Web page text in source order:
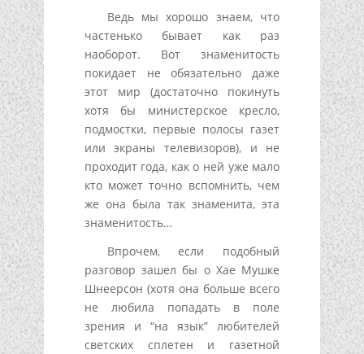
Ведь мы хорошо знаем, что
частенько бывает как раз
наоборот. Вот знаменитость
покидает не обязательно даже
этот мир (достаточно покинуть
хотя бы министерское кресло,
подмостки, первые полосы газет
или экраны телевизоров), и не
проходит года, как о ней уже мало
кто может точно вспомнить, чем
же она была так знаменита, эта
знаменитость…
Впрочем, если подобный
разговор зашел бы о Хае Мушке
Шнеерсон (хотя она больше всего
не любила попадать в поле
зрения и “на язык” любителей
светских сплетен и газетной